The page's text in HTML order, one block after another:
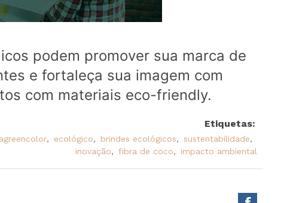
podem promover sua marca de
e fortaleça sua imagem com
com materiais eco-friendly.
Etiquetas:
, ecológico, brindes ecológicos, sustentabilidade,
inovação, fibra de coco, impacto ambiental